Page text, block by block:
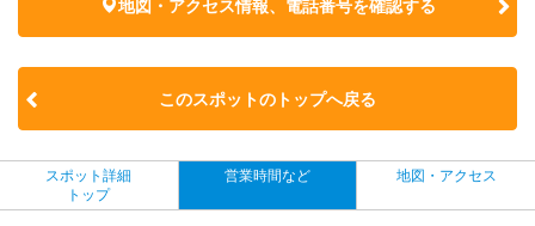
地図・アクセス情報、電話番号を確認する
このスポットのトップへ戻る
スポット詳細
トップ
営業時間など 地図・アクセス